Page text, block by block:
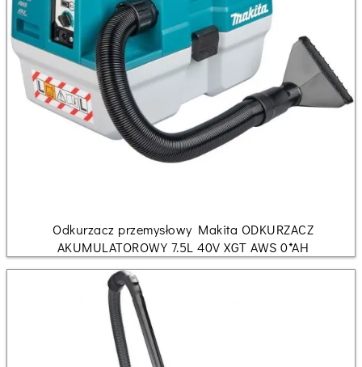
Odkurzacz przemysłowy Makita ODKURZACZ
AKUMULATOROWY 7.5L 40V XGT AWS 0*AH